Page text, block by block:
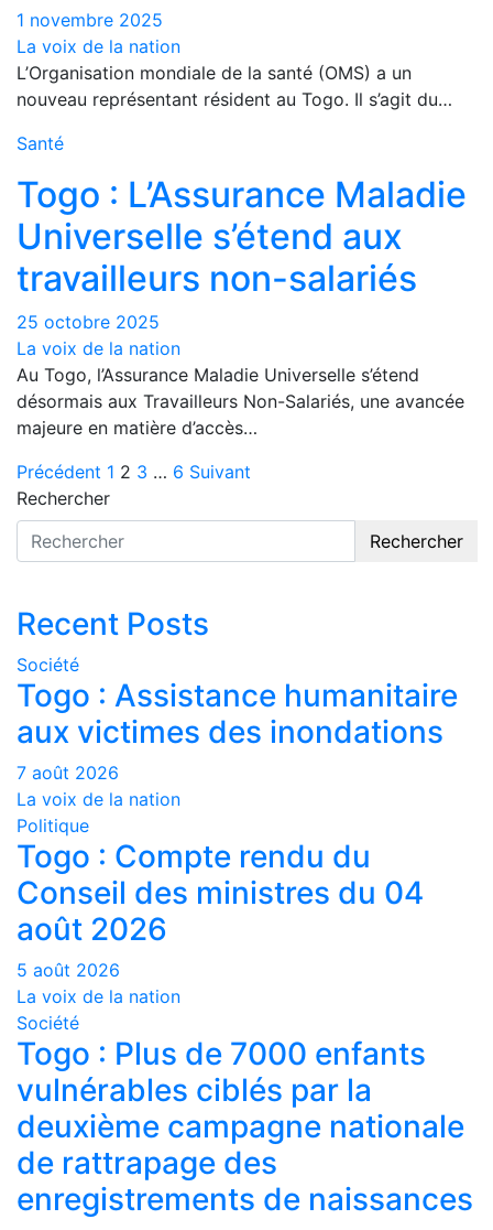
1 novembre 2025
La voix de la nation
L’Organisation mondiale de la santé (OMS) a un
nouveau représentant résident au Togo. Il s’agit du…
Santé
Togo : L’Assurance Maladie
Universelle s’étend aux
travailleurs non-salariés
25 octobre 2025
La voix de la nation
Au Togo, l’Assurance Maladie Universelle s’étend
désormais aux Travailleurs Non-Salariés, une avancée
majeure en matière d’accès…
Pagination
des
publications
Précédent 1 2 3 … 6 Suivant
Rechercher
Rechercher
Recent Posts
Société
Togo : Assistance humanitaire
aux victimes des inondations
7 août 2026
La voix de la nation
Politique
Togo : Compte rendu du
Conseil des ministres du 04
août 2026
5 août 2026
La voix de la nation
Société
Togo : Plus de 7000 enfants
vulnérables ciblés par la
deuxième campagne nationale
de rattrapage des
enregistrements de naissances